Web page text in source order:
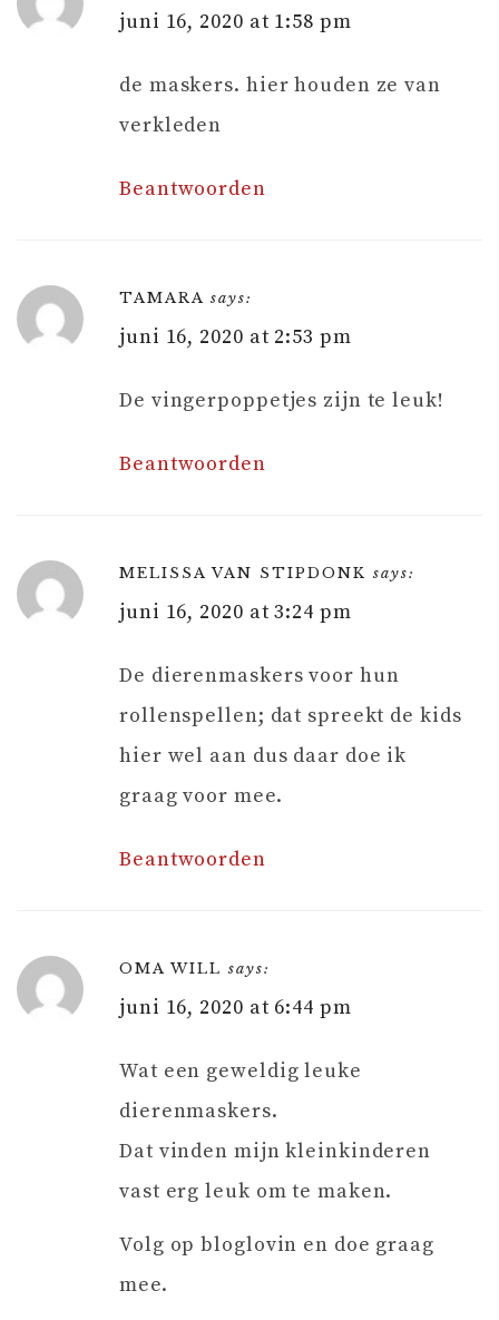
juni 16, 2020 at 1:58 pm
de maskers. hier houden ze van
verkleden
Beantwoorden
TAMARA says:
juni 16, 2020 at 2:53 pm
De vingerpoppetjes zijn te leuk!
Beantwoorden
MELISSA VAN STIPDONK says:
juni 16, 2020 at 3:24 pm
De dierenmaskers voor hun
rollenspellen; dat spreekt de kids
hier wel aan dus daar doe ik
graag voor mee.
Beantwoorden
OMA WILL says:
juni 16, 2020 at 6:44 pm
Wat een geweldig leuke
dierenmaskers.
Dat vinden mijn kleinkinderen
vast erg leuk om te maken.
Volg op bloglovin en doe graag
mee.